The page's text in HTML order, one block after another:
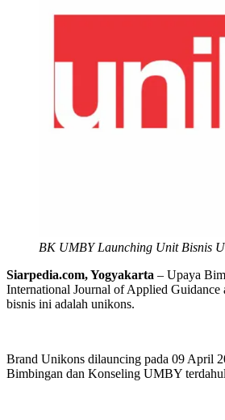
BK UMBY Launching Unit Bisnis
Siarpedia.com, Yogyakarta – Upaya
International Journal of Applied
bisnis ini adalah unikons.
Brand Unikons dilauncing pada 09 April
Bimbingan dan Konseling UMBY